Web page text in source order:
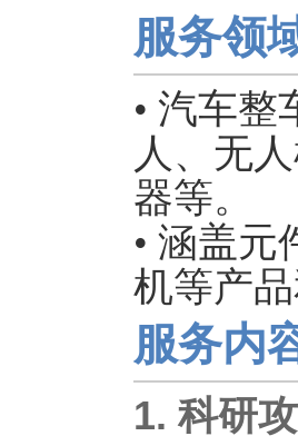
服务领
• 汽车
人、无
器等。
• 涵盖
机等产
服务内
1. 科研